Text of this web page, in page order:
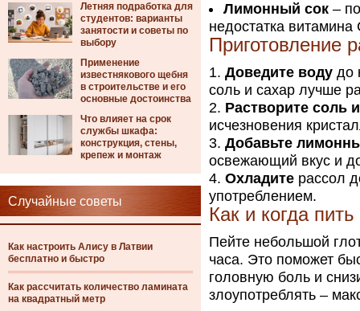
Летняя подработка для
студентов: варианты
занятости и советы по
выбору
Применение
известнякового щебня
в строительстве и его
основные достоинства
Что влияет на срок
службы шкафа:
конструкция, стены,
крепеж и монтаж
Случайные советы
Как настроить Алису в Латвии
бесплатно и быстро
Как рассчитать количество ламината
на квадратный метр
Лимонный сок –
недостатка витамина
Приготовление
Доведите воду до
соль и сахар лучше
Растворите соль
исчезновения
Добавьте
освежающий вкус и
Охладите рассол
употреблением.
Как и когда пить
Пейте небольшой
часа. Это поможет
головную боль и
злоупотреблять –